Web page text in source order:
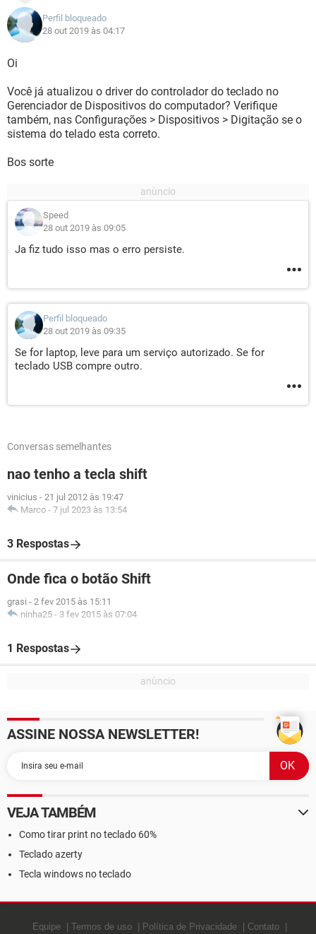
Perfil bloqueado
28 out 2019 às 04:17
Oi
Você já atualizou o driver do controlador do teclado no
Gerenciador de Dispositivos do computador? Verifique
também, nas Configurações > Dispositivos > Digitação se o
sistema do telado esta correto.
Bos sorte
Speed
28 out 2019 às 09:05
Ja fiz tudo isso mas o erro persiste.
Perfil bloqueado
28 out 2019 às 09:35
Se for laptop, leve para um serviço autorizado. Se for
teclado USB compre outro.
Conversas semelhantes
nao tenho a tecla shift
vinicius - 21 jul 2012 às 19:47
Marco - 7 jul 2023 às 13:54
3 Respostas
Onde fica o botão Shift
grasi - 2 fev 2015 às 15:11
ninha25 - 3 fev 2015 às 07:04
1 Respostas
ASSINE NOSSA NEWSLETTER!
VEJA TAMBÉM
Como tirar print no teclado 60%
Teclado azerty
Tecla windows no teclado
Equipe Termos de uso Política de Privacidade Contato